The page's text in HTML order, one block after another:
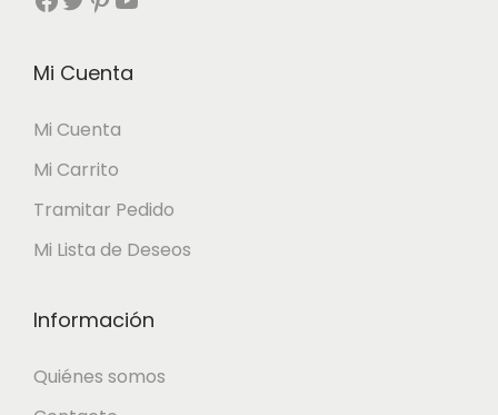
Mi Cuenta
Mi Cuenta
Mi Carrito
Tramitar Pedido
Mi Lista de Deseos
Información
Quiénes somos